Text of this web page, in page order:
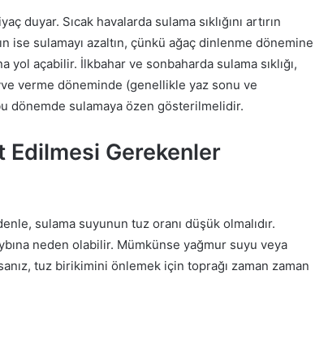
duyar. Sıcak havalarda sulama sıklığını artırın
ise sulamayı azaltın, çünkü ağaç dinlenme dönemine
yol açabilir. İlkbahar ve sonbaharda sulama sıklığı,
verme döneminde (genellikle yaz sonu ve
dönemde sulamaya özen gösterilmelidir.
Edilmesi Gerekenler
sulama suyunun tuz oranı düşük olmalıdır.
neden olabilir. Mümkünse yağmur suyu veya
tuz birikimini önlemek için toprağı zaman zaman